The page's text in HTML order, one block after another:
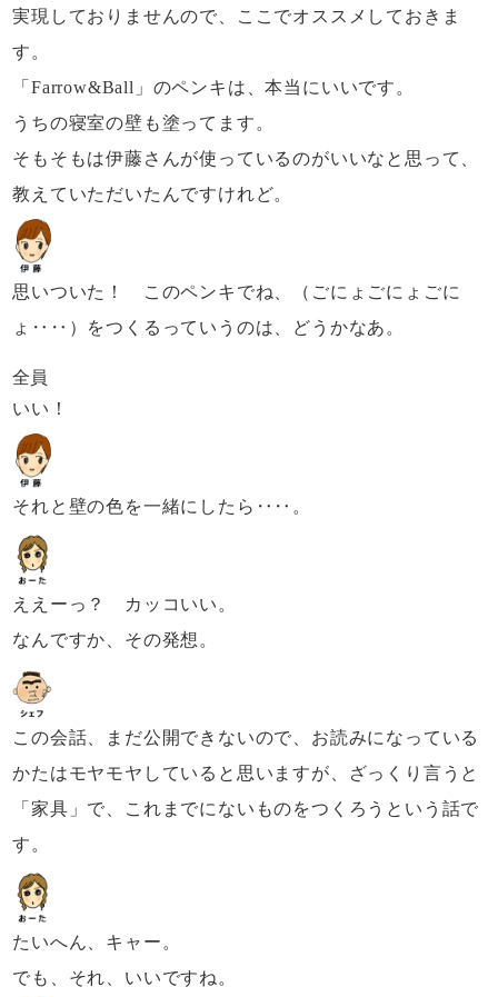
実現しておりませんので、
ここでオススメしておきま
す。
「Farrow&Ball」のペンキは、本当にいいです。
うちの寝室の壁も塗ってます。
そもそもは伊藤さんが使っているのがいいなと思って、
教えていただいたんですけれど。
思いついた！ このペンキでね、
（ごにょごにょごに
ょ‥‥） をつくるっていうのは、どうかなあ。
全員
いい！
それと壁の色を一緒にしたら‥‥。
ええーっ？ カッコいい。
なんですか、その発想。
この会話、まだ公開できないので、 お読みになっている
かたはモヤモヤしていると思いますが、
ざっくり言うと
「家具」で、
これまでにないものをつくろうという話で
す。
たいへん、キャー。
でも、それ、いいですね。